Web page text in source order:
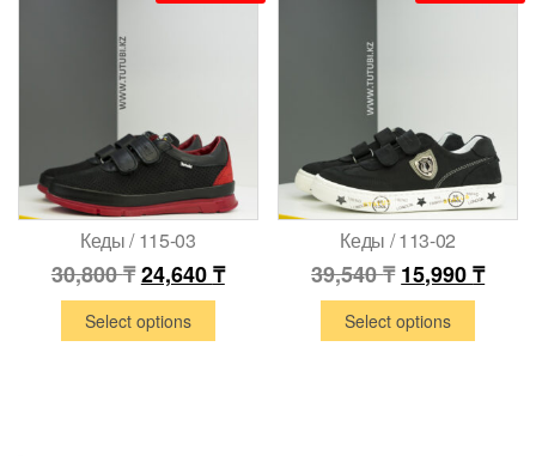
Кеды / 115-03
30,800₸24,640₸
Select options
Кеды / 113-02
39,540₸ 15,990₸
Select options